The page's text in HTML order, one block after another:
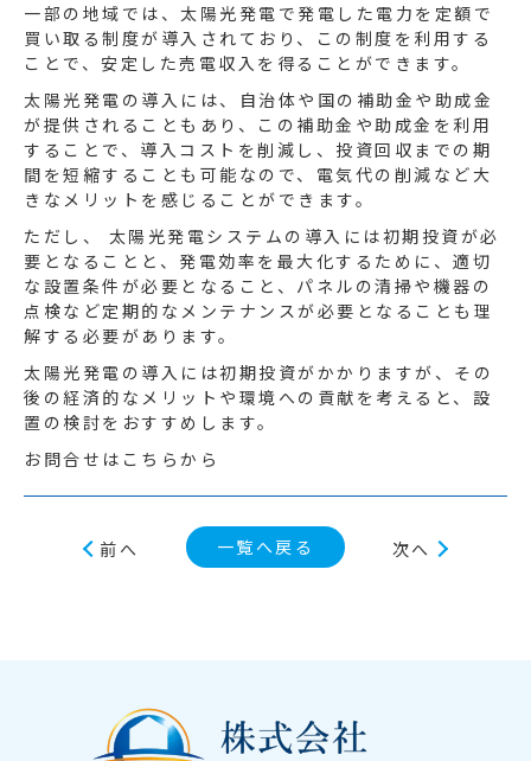
一部の地域では、太陽光発電で発電した電力を定額で
買い取る制度が導入されており、この制度を利用する
ことで、安定した売電収入を得ることができます。
太陽光発電の導入には、自治体や国の補助金や助成金
が提供されることもあり、この補助金や助成金を利用
することで、導入コストを削減し、投資回収までの期
間を短縮することも可能なので、電気代の削減など大
きなメリットを感じることができます。
ただし、 太陽光発電システムの導入には初期投資が必
要となることと、発電効率を最大化するために、適切
な設置条件が必要となること、パネルの清掃や機器の
点検など定期的なメンテナンスが必要となることも理
解する必要があります。
太陽光発電の導入には初期投資がかかりますが、その
後の経済的なメリットや環境への貢献を考えると、設
置の検討をおすすめします。
お問合せはこちらから
前へ 次へ
一覧へ戻る